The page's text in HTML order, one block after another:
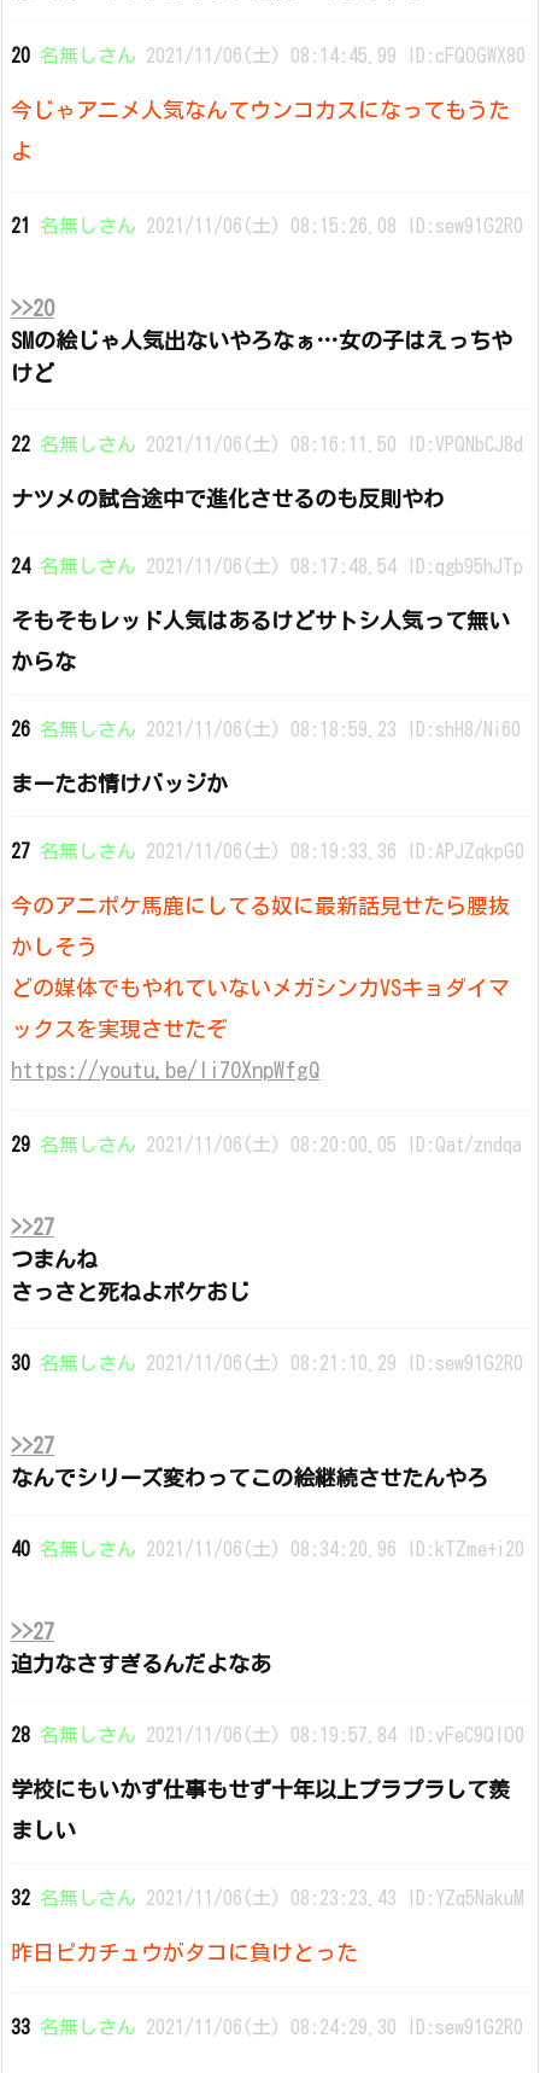
20 名無しさん 2021/11/06(土) 08:14:45.99 ID:cFQOGWX80
今じゃアニメ人気なんてウンコカスになってもうた
よ
21 名無しさん 2021/11/06(土) 08:15:26.08 ID:sew91G2R0
>>20
SMの絵じゃ人気出ないやろなぁ…女の子はえっちや
けど
22 名無しさん 2021/11/06(土) 08:16:11.50 ID:VPQNbCJ8d
ナツメの試合途中で進化させるのも反則やわ
24 名無しさん 2021/11/06(土) 08:17:48.54 ID:qgb95hJTp
そもそもレッド人気はあるけどサトシ人気って無い
からな
26 名無しさん 2021/11/06(土) 08:18:59.23 ID:shH8/Ni60
まーたお情けバッジか
27 名無しさん 2021/11/06(土) 08:19:33.36 ID:APJZqkpG0
今のアニポケ馬鹿にしてる奴に最新話見せたら腰抜
かしそう
どの媒体でもやれていないメガシンカVSキョダイマ
ックスを実現させたぞ
https://youtu.be/Ii7OXnpWfgQ
29 名無しさん 2021/11/06(土) 08:20:00.05 ID:Qat/zndqa
>>27
つまんね
さっさと死ねよポケおじ
30 名無しさん 2021/11/06(土) 08:21:10.29 ID:sew91G2R0
>>27
なんでシリーズ変わってこの絵継続させたんやろ
40 名無しさん 2021/11/06(土) 08:34:20.96 ID:kTZme+i20
>>27
迫力なさすぎるんだよなあ
28 名無しさん 2021/11/06(土) 08:19:57.84 ID:vFeC9QlO0
学校にもいかず仕事もせず十年以上プラプラして羨
ましい
32 名無しさん 2021/11/06(土) 08:23:23.43 ID:YZq5NakuM
昨日ピカチュウがタコに負けとった
33 名無しさん 2021/11/06(土) 08:24:29.30 ID:sew91G2R0